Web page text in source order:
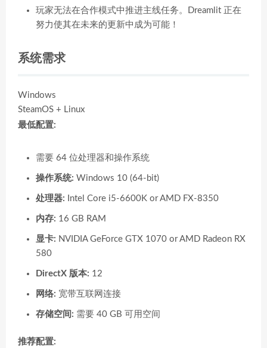
玩家无法在合作模式中推进主线任务。Dreamlit 正在
努力使其在未来的更新中成为可能！
系统需求
Windows
SteamOS + Linux
最低配置:
需要 64 位处理器和操作系统
操作系统: Windows 10 (64-bit)
处理器: Intel Core i5-6600K or AMD FX-8350
内存: 16 GB RAM
显卡: NVIDIA GeForce GTX 1070 or AMD Radeon RX
580
DirectX 版本: 12
网络: 宽带互联网连接
存储空间: 需要 40 GB 可用空间
推荐配置: